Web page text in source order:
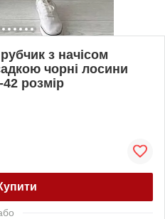
з начісом
чорні лосини
42 розмір